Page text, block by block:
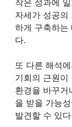
작은 성과에
자세가 성공의
하게 구축하는
다.
또 다른 해석
기회의 근원이
환경을 바꾸거
을 받을 가능
발견할 수 있